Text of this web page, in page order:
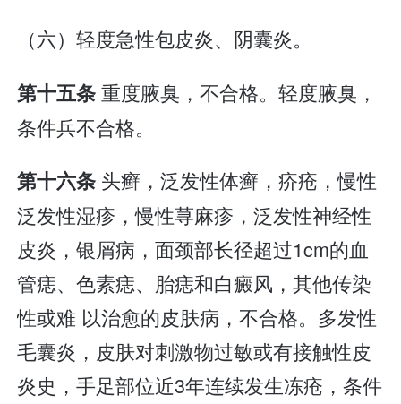
（六）轻度急性包皮炎、阴囊炎。
第十五条重度腋臭，不合格。轻度腋臭，
条件兵不合格。
第十六条 头癣，泛发性体癣，疥疮，慢性
泛发性湿疹，慢性荨麻疹，泛发性神经性
皮炎，银屑病，面颈部长径超过1cm的血
管痣、色素痣、胎痣和白癜风，其他传染
性或难 以治愈的皮肤病，不合格。多发性
毛囊炎，皮肤对刺激物过敏或有接触性皮
炎史，手足部位近3年连续发生冻疮，条件